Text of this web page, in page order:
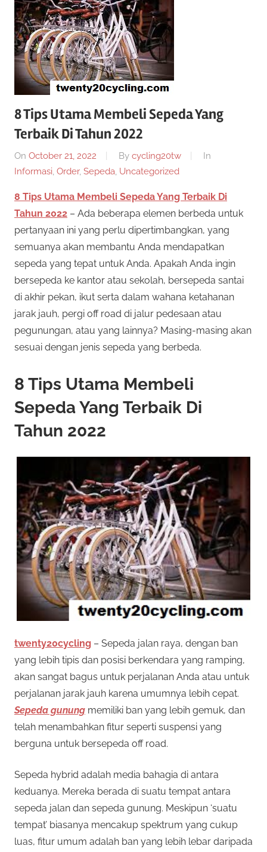
twenty20
cycling
8 Tips Utama Membeli Sepeda Yang
Terbaik Di Tahun 2022
On October 21, 2022 By cycling20tw
In
Informasi, Order, Sepeda, Uncategorized
8 Tips Utama Membeli Sepeda Yang Terbaik Di
Tahun 2022 – Ada beberapa elemen berbeda untuk
pertanyaan ini yang perlu dipertimbangkan, yang
semuanya akan membantu Anda mendapatkan
sepeda yang tepat untuk Anda. Apakah Anda ingin
bersepeda ke kantor atau sekolah, bersepeda santai
di akhir pekan, ikut serta dalam wahana ketahanan
jarak jauh, pergi off road di jalur pedesaan atau
pegunungan, atau yang lainnya? Masing-masing akan
sesuai dengan jenis sepeda yang berbeda.
8 Tips Utama Membeli
Sepeda Yang Terbaik Di
Tahun 2022
twenty20cycling – Sepeda jalan raya, dengan ban
yang lebih tipis dan posisi berkendara yang ramping,
akan sangat bagus untuk perjalanan Anda atau untuk
perjalanan jarak jauh karena umumnya lebih cepat.
Sepeda gunung memiliki ban yang lebih gemuk, dan
telah menambahkan fitur seperti suspensi yang
berguna untuk bersepeda off road.
Sepeda hybrid adalah media bahagia di antara
keduanya. Mereka berada di suatu tempat antara
sepeda jalan dan sepeda gunung. Meskipun ‘suatu
tempat’ biasanya mencakup spektrum yang cukup
luas, fitur umum adalah ban yang lebih lebar daripada